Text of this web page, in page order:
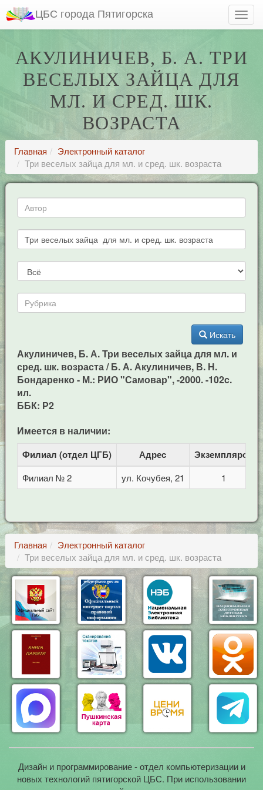
ЦБС города Пятигорска
АКУЛИНИЧЕВ, Б. А. ТРИ
ВЕСЕЛЫХ ЗАЙЦА ДЛЯ
МЛ. И СРЕД. ШК.
ВОЗРАСТА
Главная
Электронный каталог
Три веселых зайца для мл. и сред. шк. возраста
Искать
Акулиничев, Б. А. Три веселых зайца для мл. и
сред. шк. возраста / Б. А. Акулиничев, В. Н.
Бондаренко - М.: РИО "Самовар", -2000. -102c.
ил.
ББК: Р2
Имеется в наличии:
Филиал (отдел ЦГБ) Адрес Экземпляров
Филиал № 2 ул. Кочубея, 21 1
Главная
Электронный каталог
Три веселых зайца для мл. и сред. шк. возраста
Дизайн и программирование - отдел компьютеризации и
новых технологий пятигорской ЦБС. При использовании